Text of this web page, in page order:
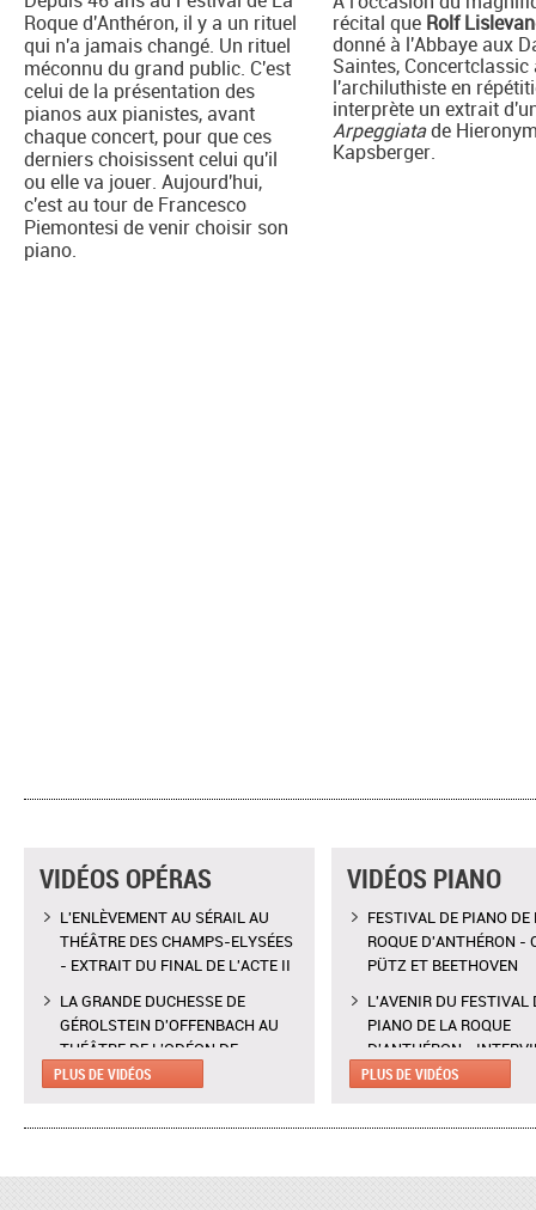
Roque d'Anthéron, il y a un rituel
qui n'a jamais changé. Un rituel
méconnu du grand public. C'est
celui de la présentation des
pianos aux pianistes, avant
chaque concert, pour que ces
derniers choisissent celui qu'il
ou elle va jouer. Aujourd'hui,
c'est au tour de Francesco
Piemontesi de venir choisir son
piano.
récital que Rolf
donné à l'Abbaye aux
Saintes,
l'archiluthiste en
interprète un extrait
Arpeggiatade
Kapsberger.
VIDÉOS OPÉRAS
L'ENLÈVEMENT AU SÉRAIL AU
THÉÂTRE DES CHAMPS-ELYSÉES
- EXTRAIT DU FINAL DE L'ACTE II
LA GRANDE DUCHESSE DE
GÉROLSTEIN D'OFFENBACH AU
THÉÂTRE DE L'ODÉON DE
MARSEILLE - EXTRAIT DE "AH !
L'ENLÈVEMENT AU SÉRAIL AU
- INTERVIEW DE MANON
PLUS DE VIDÉOS
VIDÉOS PIANO
FESTIVAL DE PIANO DE
ROQUE D'ANTHÉRON -
PÜTZ ET BEETHOVEN
L'AVENIR DU FESTIVAL
PIANO DE LA ROQUE
D'ANTHÉRON -
CLAIRE DÉSERT, CO-
MARTINA MEOLA
BUNIATISHVILI AU
PLUS DE VIDÉOS